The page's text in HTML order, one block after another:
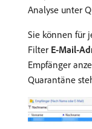
Analyse unter
Sie können für
Filter E-Mail-
Empfänger
Quarantäne